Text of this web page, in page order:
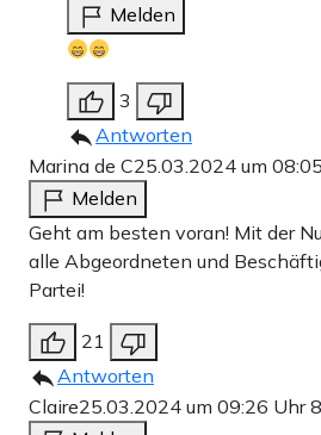
Melden
3
Antworten
Marina de C25.03.2024 um
Melden
Geht am besten voran! Mit der
alle Abgeordneten und
Partei!
21
Antworten
Claire25.03.2024 um 09:26 Uhr